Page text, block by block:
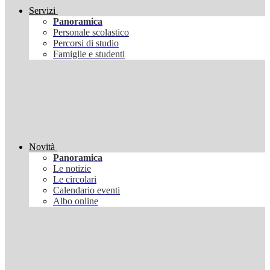
Servizi
Panoramica
Personale scolastico
Percorsi di studio
Famiglie e studenti
Novità
Panoramica
Le notizie
Le circolari
Calendario eventi
Albo online